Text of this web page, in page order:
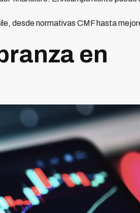
desde normativas CMF hasta
en